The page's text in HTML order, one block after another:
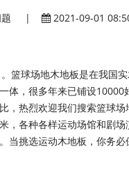
| 2021-09-01
球场地木地板是在我国
体，很多年来已铺设
，热烈欢迎我们搜索篮球
各种各样运动场馆和剧
当挑选运动木地板，你务